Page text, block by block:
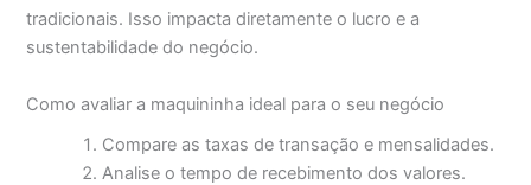
tradicionais. Isso impacta diretamente o lucro e a
sustentabilidade do negócio.
Como avaliar a maquininha ideal para o seu negócio
Compare as taxas de transação e mensalidades.
Analise o tempo de recebimento dos valores.